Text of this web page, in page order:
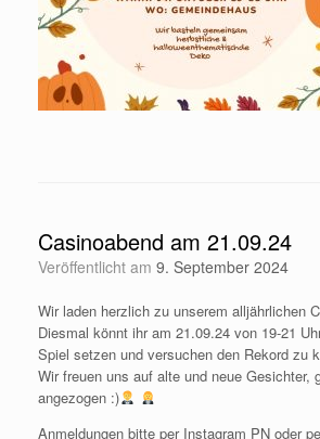
Casinoabend am 21.09.24
Veröffentlicht am 9. September 2024
Wir laden herzlich zu unserem alljährlichen
Diesmal könnt ihr am 21.09.24 von 19-21
Spiel setzen und versuchen den Rekord zu
Wir freuen uns auf alte und neue Gesichter,
angezogen :)
Anmeldungen bitte per Instagram PN oder